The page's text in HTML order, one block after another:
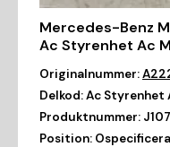
Mercedes-Benz
Ac Styrenhet Ac
Originalnummer:
Delkod:Ac Styrenhet
Produktnummer:
Position: